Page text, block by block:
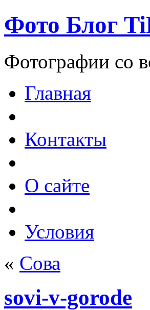
Фото Блог
Фотографии со
Главная
Контакты
О сайте
Условия
« Сова
sovi-v-gorode